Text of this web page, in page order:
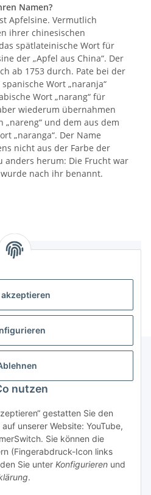
nutzen
gestatten Sie den
unserer Website: YouTube,
Sie können die
(Fingerabdruck-Icon links
Sie unter Konfigurieren und
.
Namen?
Apfelsine. Vermutlich
ihrer chinesischen
spätlateinische Wort für
der „Apfel aus China“. Der
ab 1753 durch. Pate bei der
Wort „naranja“
Wort „narang“ für
wiederum übernahmen
„nareng“ und dem aus dem
„naranga“. Der Name
nicht aus der Farbe der
anders herum: Die Frucht war
nach ihr benannt.